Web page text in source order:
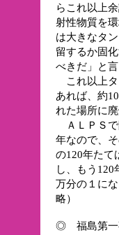
らこれ以上
射性物質を
は大きなタ
留するか固
べきだ」と
これ以上タ
あれば、約
れた場所に
ＡＬＰＳで
年なので、
の120年たて
し、もう120
万分の１に
略）
◎ 福島第一